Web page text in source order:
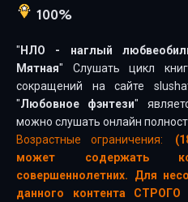
100%
" НЛО - наглый
Мятная" Слушать цикл
сокращений на сайте
"Любовное фэнтези"
можно слушать онлайн
Возрастные ограничения:
может содержать
совершеннолетних. Для
данного контента